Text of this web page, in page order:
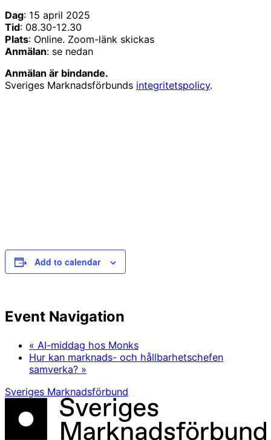
Dag: 15 april 2025
Tid: 08.30-12.30
Plats: Online. Zoom-länk skickas
Anmälan: se nedan
Anmälan är bindande.
Sveriges Marknadsförbunds integritetspolicy.
Add to calendar
Event Navigation
« AI-middag hos Monks
Hur kan marknads- och hållbarhetschefen
samverka? »
Sveriges Marknadsförbund